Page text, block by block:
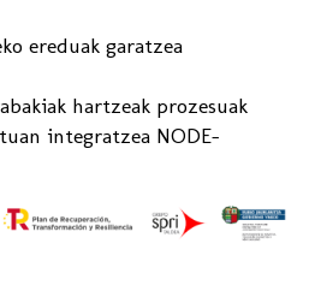
ereduak garatzea
hartzeak prozesuak
integratzea NODE-